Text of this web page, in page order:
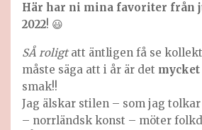
Här har ni mina favoriter från
2022! 😃
SÅ roligtatt äntligen få se
måste säga att i år är det mycket
smak!!
Jag älskar stilen – som jag
– norrländsk konst – möter